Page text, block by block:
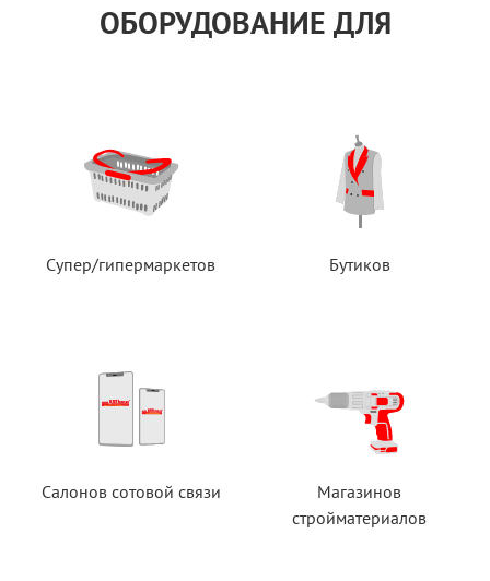
ОБОРУДОВАНИЕ ДЛЯ
Супер/гипермаркетов Бутиков
Салонов сотовой связи
Магазинов
стройматериалов